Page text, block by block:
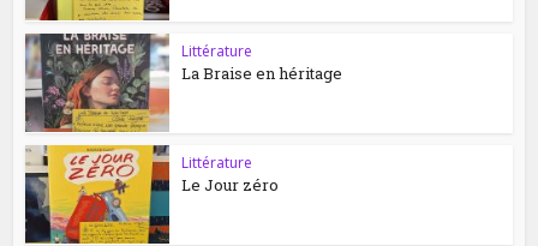
Littérature
La Braise en héritage
Littérature
Le Jour zéro